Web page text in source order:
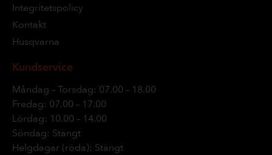
Integritetspolicy
Kontakt
Husqvarna
Kundservice
Måndag – Torsdag: 07.00 – 18.00
Fredag: 07.00 – 17.00
Lördag: 10.00 – 14.00
Söndag: Stängt
Helgdagar (röda): Stängt